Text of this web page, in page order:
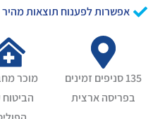
אפשרות לפענוח תוצאות מהיר תוך 12 עד 72
135 סניפים זמינים
בפריסה ארצית
מוכר